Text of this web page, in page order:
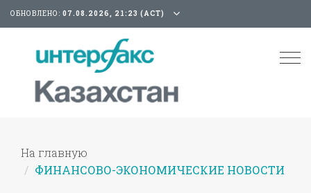
ОБНОВЛЕНО: 07.08.2026, 21:23 (АСТ)
На главную
ФИНАНСОВО-ЭКОНОМИЧЕСКИЕ НОВОСТИ